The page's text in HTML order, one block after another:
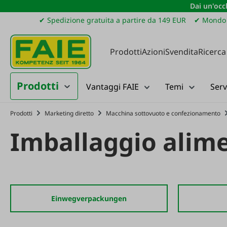
al contenuto principale
Salta alla ricerca
Passa alla navigazione principale
Dai
✔ Spedizione gratuita a partire da 149 EUR
✔
ProdottiAzioniSvendita
Prodotti Vantaggi FAIE Temi
Prodotti Marketing diretto Macchina sottovuoto e confezionamento
Imballaggio
Einwegverpackungen